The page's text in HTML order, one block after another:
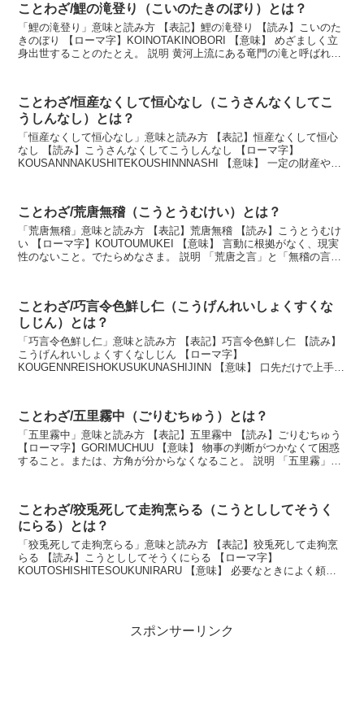
ことわざ/鯉の滝登り（こいのたきのぼり）とは？
「鯉の滝登り」意味と読み方 【表記】鯉の滝登り 【読み】こいのた
きのぼり 【ローマ字】KOINOTAKINOBORI 【意味】 めざましく立
身出世することのたとえ。 説明 黄河上流にある竜門の滝と呼ばれる
ことわざ/恒産なくして恒心なし（こうさんなくしてこ
うしんなし）とは？
「恒産なくして恒心なし」意味と読み方 【表記】恒産なくして恒心
なし 【読み】こうさんなくしてこうしんなし 【ローマ字】
KOUSANNNAKUSHITEKOUSHINNNASHI 【意味】 一定の財産や生
ことわざ/荒唐無稽（こうとうむけい）とは？
「荒唐無稽」意味と読み方 【表記】荒唐無稽 【読み】こうとうむけ
い 【ローマ字】KOUTOUMUKEI 【意味】 言動に根拠がなく、現実
性のないこと。でたらめなさま。 説明 「荒唐之言」と「無稽の言」
ことわざ/巧言令色鮮し仁（こうげんれいしょくすくな
しじん）とは？
「巧言令色鮮し仁」意味と読み方 【表記】巧言令色鮮し仁 【読み】
こうげんれいしょくすくなしじん 【ローマ字】
KOUGENNREISHOKUSUKUNASHIJINN 【意味】 口先だけで上手を
ことわざ/五里霧中（ごりむちゅう）とは？
「五里霧中」意味と読み方 【表記】五里霧中 【読み】ごりむちゅう
【ローマ字】GORIMUCHUU 【意味】 物事の判断がつかなくて困惑
すること。または、方角が分からなくなること。 説明 「五里霧」と
ことわざ/狡兎死して走狗烹らる（こうとししてそうく
にらる）とは？
「狡兎死して走狗烹らる」意味と読み方 【表記】狡兎死して走狗烹
らる 【読み】こうとししてそうくにらる 【ローマ字】
KOUTOSHISHITESOUKUNIRARU 【意味】 必要なときによく頼ら
スポンサーリンク